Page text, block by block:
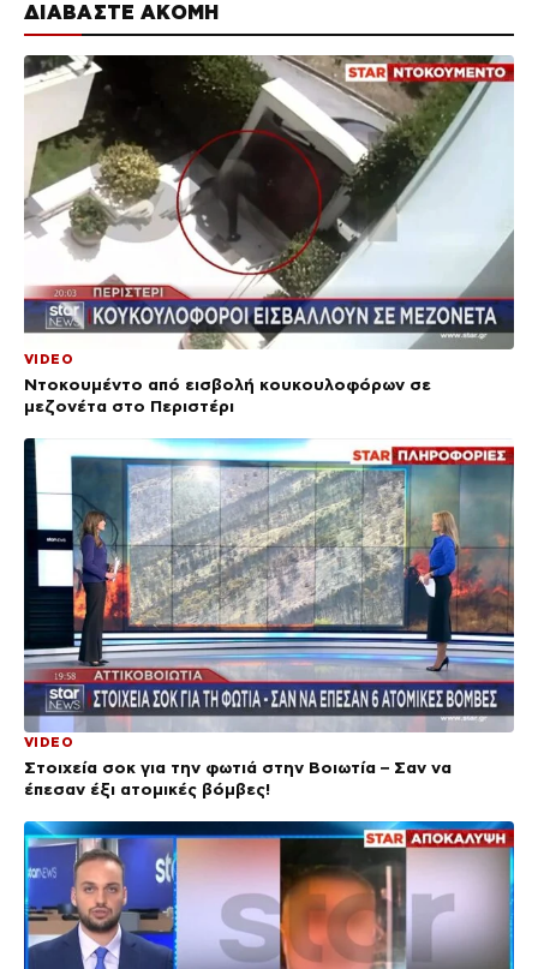
ΔΙΑΒΑΣΤΕ ΑΚΟΜΗ
VIDEO
Ντοκουμέντο από εισβολή κουκουλοφόρων σε
μεζονέτα στο Περιστέρι
VIDEO
Στοιχεία σοκ για την φωτιά στην Βοιωτία – Σαν να
έπεσαν έξι ατομικές βόμβες!